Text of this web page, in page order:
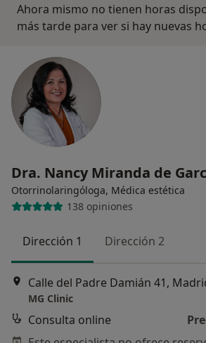
Ahora mismo no tienen horas
más tarde para ver si hay nuevas
Dra. Nancy Miranda de
Otorrinolaringóloga, Médica estética
138 opiniones
Dirección 1 Dirección 2
Calle del Padre Damián 41,
MG Clinic
Consulta online